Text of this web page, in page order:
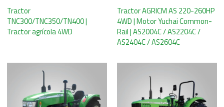
Tractor
TNC300/TNC350/TN400 |
Tractor agrícola 4WD
Tractor AGRICM AS 220-260HP
4WD | Motor Yuchai Common-
Rail | AS2004C / AS2204C /
AS2404C / AS2604C